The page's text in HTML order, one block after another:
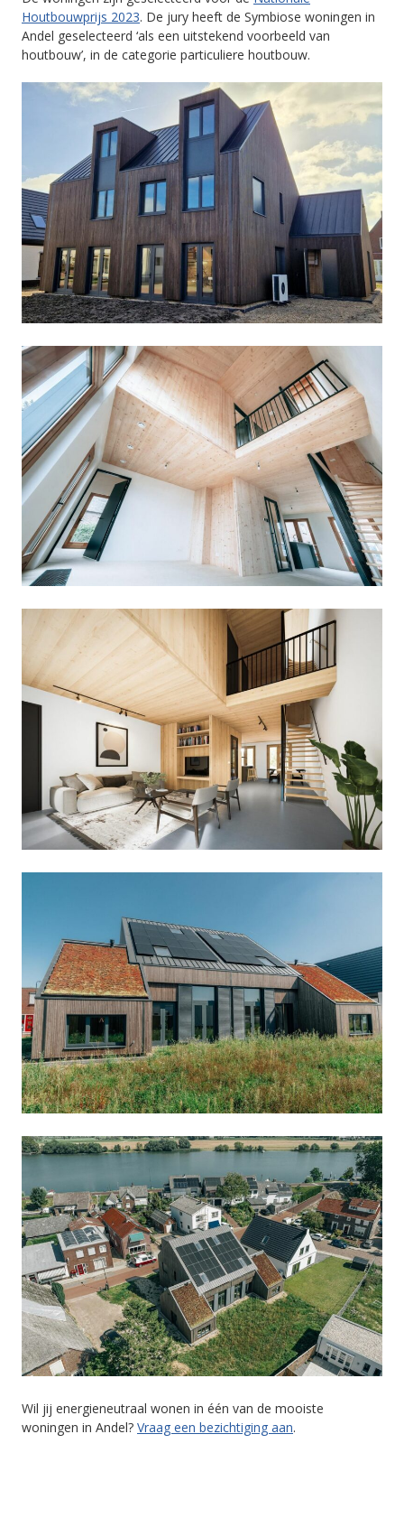
Houtbouwprijs 2023. De jury heeft de Symbiose woningen in
Andel geselecteerd ‘als een uitstekend voorbeeld van
houtbouw’, in de categorie particuliere houtbouw.
Wil jij energieneutraal wonen in één van de mooiste
woningen in Andel? Vraag een bezichtiging aan.